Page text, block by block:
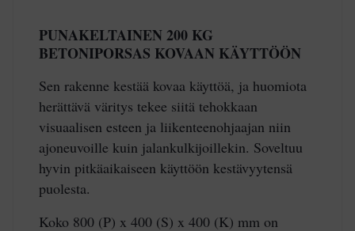
PUNAKELTAINEN 200 KG
BETONIPORSAS KOVAAN KÄYTTÖÖN
Sen rakenne kestää kovaa käyttöä, ja huomiota
herättävä väritys tekee siitä tehokkaan
visuaalisen esteen ja liikenteenohjaajan niin
ajoneuvoille kuin jalankulkijoillekin. Soveltuu
hyvin pitkäaikaiseen käyttöön kestävyytensä
puolesta.
Koko 800 (P) x 400 (S) x 400 (K) mm on